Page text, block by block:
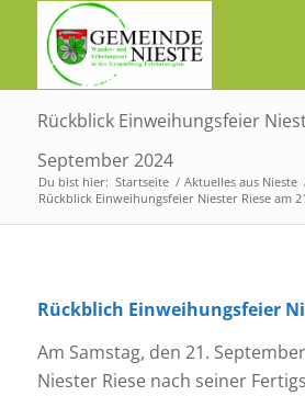
Rückblick Einweihungsfeier
September 2024
Du bist hier: Startseite / Aktuelles aus Nieste
Rückblick Einweihungsfeier Niester Riese am
Rückblich Einweihungsfeier
Am Samstag, den 21.
Niester Riese nach seiner